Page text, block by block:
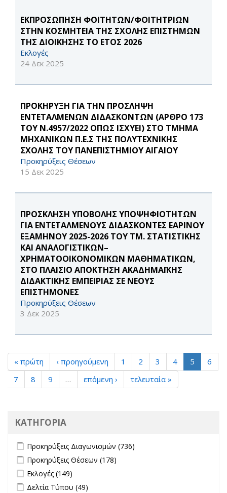
ΕΚΠΡΟΣΩΠΗΣΗ ΦΟΙΤΗΤΩΝ/ΦΟΙΤΗΤΡΙΩΝ
ΣΤΗΝ ΚΟΣΜΗΤΕΙΑ ΤΗΣ ΣΧΟΛΗΣ ΕΠΙΣΤΗΜΩΝ
ΤΗΣ ΔΙΟΙΚΗΣΗΣ ΤΟ ΕΤΟΣ 2026
Εκλογές
24 Δεκ 2025
ΠΡΟΚΗΡΥΞΗ ΓΙΑ ΤΗΝ ΠΡΟΣΛΗΨΗ
ΕΝΤΕΤΑΛΜΕΝΩΝ ΔΙΔΑΣΚΟΝΤΩΝ (ΑΡΘΡΟ 173
ΤΟΥ Ν.4957/2022 ΟΠΩΣ ΙΣΧΥΕΙ) ΣΤΟ ΤΜΗΜΑ
ΜΗΧΑΝΙΚΩΝ Π.Ε.Σ ΤΗΣ ΠΟΛΥΤΕΧΝΙΚΗΣ
ΣΧΟΛΗΣ ΤΟΥ ΠΑΝΕΠΙΣΤΗΜΙΟΥ ΑΙΓΑΙΟΥ
Προκηρύξεις Θέσεων
15 Δεκ 2025
ΠΡΟΣΚΛΗΣΗ ΥΠΟΒΟΛΗΣ ΥΠΟΨΗΦΙΟΤΗΤΩΝ
ΓΙΑ ΕΝΤΕΤΑΛΜΕΝΟΥΣ ΔΙΔΑΣΚΟΝΤΕΣ ΕΑΡΙΝΟΥ
ΕΞΑΜΗΝΟΥ 2025-2026 ΤΟΥ ΤΜ. ΣΤΑΤΙΣΤΙΚΗΣ
ΚΑΙ ΑΝΑΛΟΓΙΣΤΙΚΩΝ–
ΧΡΗΜΑΤΟΟΙΚΟΝΟΜΙΚΩΝ ΜΑΘΗΜΑΤΙΚΩΝ,
ΣΤΟ ΠΛΑΙΣΙΟ ΑΠΟΚΤΗΣΗ ΑΚΑΔΗΜΑΪΚΗΣ
ΔΙΔΑΚΤΙΚΗΣ ΕΜΠΕΙΡΙΑΣ ΣΕ ΝΕΟΥΣ
ΕΠΙΣΤΗΜΟΝΕΣ
Προκηρύξεις Θέσεων
3 Δεκ 2025
« πρώτη ‹ προηγούμενη 1 2 3 4 5
6
7
8 9 … επόμενη › τελευταία »
ΚΑΤΗΓΟΡΙΑ
Apply Προκηρύξεις Διαγωνισμών filter
Προκηρύξεις Διαγωνισμών (736)
Apply Προκηρύξεις Θέσεων filter
Προκηρύξεις Θέσεων (178)
Apply Εκλογές filter
Εκλογές (149)
Apply Δελτία Τύπου filter
Δελτία Τύπου (49)